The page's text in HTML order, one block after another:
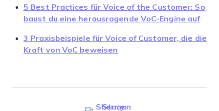
5 Best Practices für Voice of the Customer: So
baust du eine herausragende VoC-Engine auf
3 Praxisbeispiele für Voice of Customer, die die
Kraft von VoC beweisen